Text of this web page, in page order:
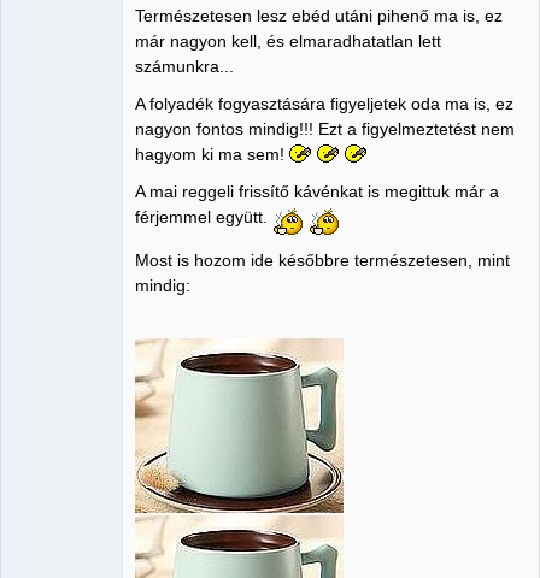
Természetesen lesz ebéd utáni pihenő ma is, ez
már nagyon kell, és elmaradhatatlan lett
számunkra...
A folyadék fogyasztására figyeljetek oda ma is, ez
nagyon fontos mindig!!! Ezt a figyelmeztetést nem
hagyom ki ma sem!
A mai reggeli frissítő kávénkat is megittuk már a
férjemmel együtt.
Most is hozom ide későbbre természetesen, mint
mindig: